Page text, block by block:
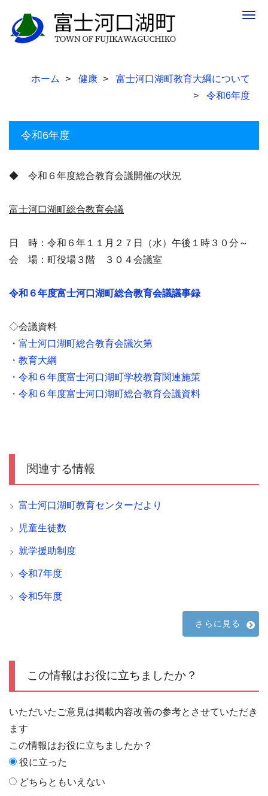
ホーム 健康
富士河口湖町教育大綱について
令和6年度
令和6年度
◆ 令和６年度総合教育会議開催の状況
富士河口湖町総合教育会議
日 時：令和６年１１月２７日（水）午後１時３０分～
会 場：町役場３階 ３０４会議室
令和６年度富士河口湖町総合教育会議議事録
◇会議資料
・富士河口湖町総合教育会議次第
・教育大綱
・令和６年度富士河口湖町学校教育関連施策
・令和６年度富士河口湖町総合教育会議資料
関連する情報
富士河口湖町教育センターだより
児童生徒数
就学援助制度
令和7年度
令和5年度
さらに見る
この情報はお役に立ちましたか？
いただいたご意見は掲載内容改善の参考とさせていただき
ます
この情報はお役に立ちましたか？
役に立った
どちらともいえない